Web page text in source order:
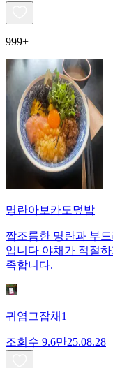
999+
명란아보카도덮밥
짭조름한 명란과 부
입니다 야채가 적절
족합니다.
귀염그잡채1
조회수 9.6만25.08.28